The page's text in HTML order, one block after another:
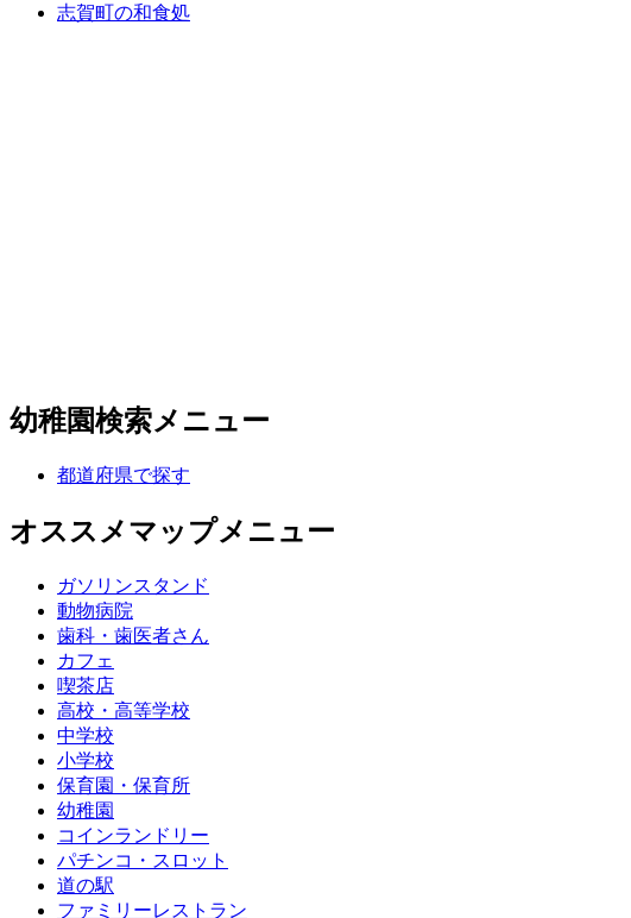
志賀町の和食処
幼稚園検索メニュー
都道府県で探す
オススメマップメニュー
ガソリンスタンド
動物病院
歯科・歯医者さん
カフェ
喫茶店
高校・高等学校
中学校
小学校
保育園・保育所
幼稚園
コインランドリー
パチンコ・スロット
道の駅
ファミリーレストラン